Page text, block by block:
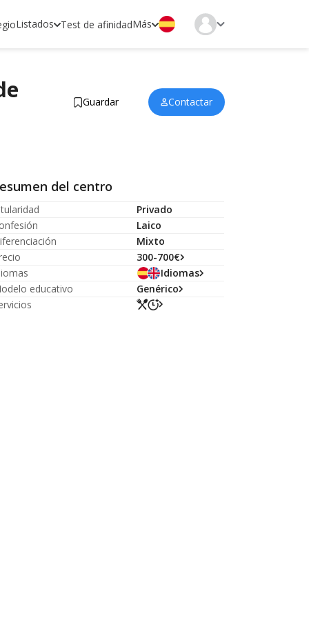
Listados Test de afinidadMás
Guardar Contactar
del centro
Privado
Laico
Mixto
300-700€
Idiomas
educativo
Genérico